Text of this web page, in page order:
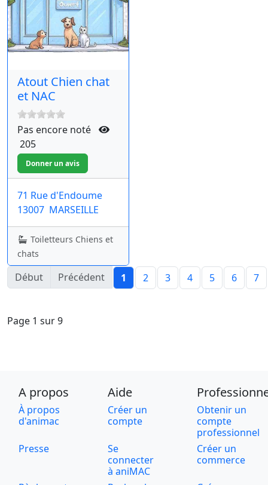
Atout Chien chat
et NAC
Pas encore noté
205
71 Rue d'Endoume
13007 MARSEILLE
Toiletteurs Chiens et
chats
Début Précédent 1 2 3 4 5 6 7
Page 1 sur 9
A propos Aide
À propos
d'animac
Créer un
compte
Obtenir un
compte
professionnel
Presse
Se
connecter
à aniMAC
Créer un
commerce